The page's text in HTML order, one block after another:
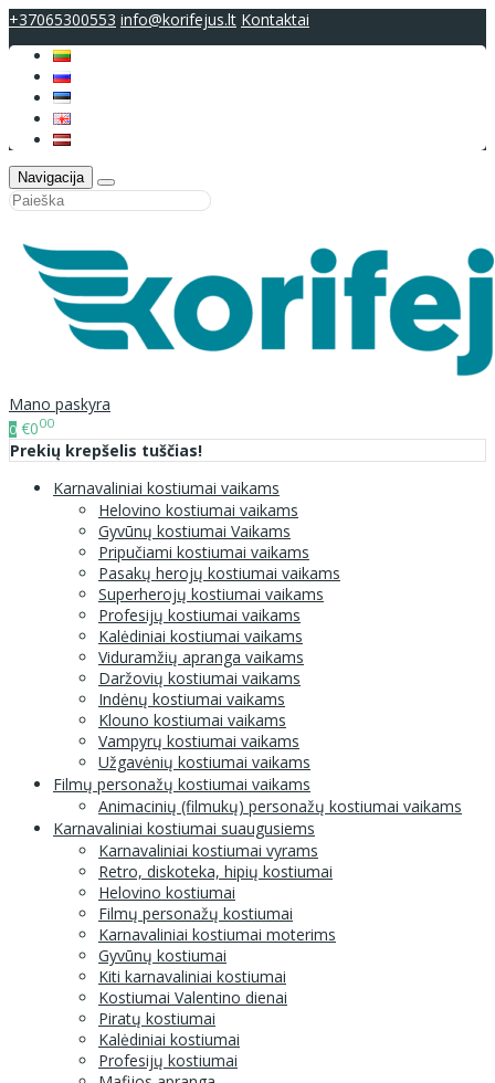
+37065300553 info@korifejus.lt Kontaktai
Navigacija
Mano paskyra
0 €000
Prekių krepšelis tuščias!
Karnavaliniai kostiumai vaikams
Helovino kostiumai vaikams
Gyvūnų kostiumai Vaikams
Pripučiami kostiumai vaikams
Pasakų herojų kostiumai vaikams
Superherojų kostiumai vaikams
Profesijų kostiumai vaikams
Kalėdiniai kostiumai vaikams
Viduramžių apranga vaikams
Daržovių kostiumai vaikams
Indėnų kostiumai vaikams
Klouno kostiumai vaikams
Vampyrų kostiumai vaikams
Užgavėnių kostiumai vaikams
Filmų personažų kostiumai vaikams
Animacinių (filmukų) personažų kostiumai vaikams
Karnavaliniai kostiumai suaugusiems
Karnavaliniai kostiumai vyrams
Retro, diskoteka, hipių kostiumai
Helovino kostiumai
Filmų personažų kostiumai
Karnavaliniai kostiumai moterims
Gyvūnų kostiumai
Kiti karnavaliniai kostiumai
Kostiumai Valentino dienai
Piratų kostiumai
Kalėdiniai kostiumai
Profesijų kostiumai